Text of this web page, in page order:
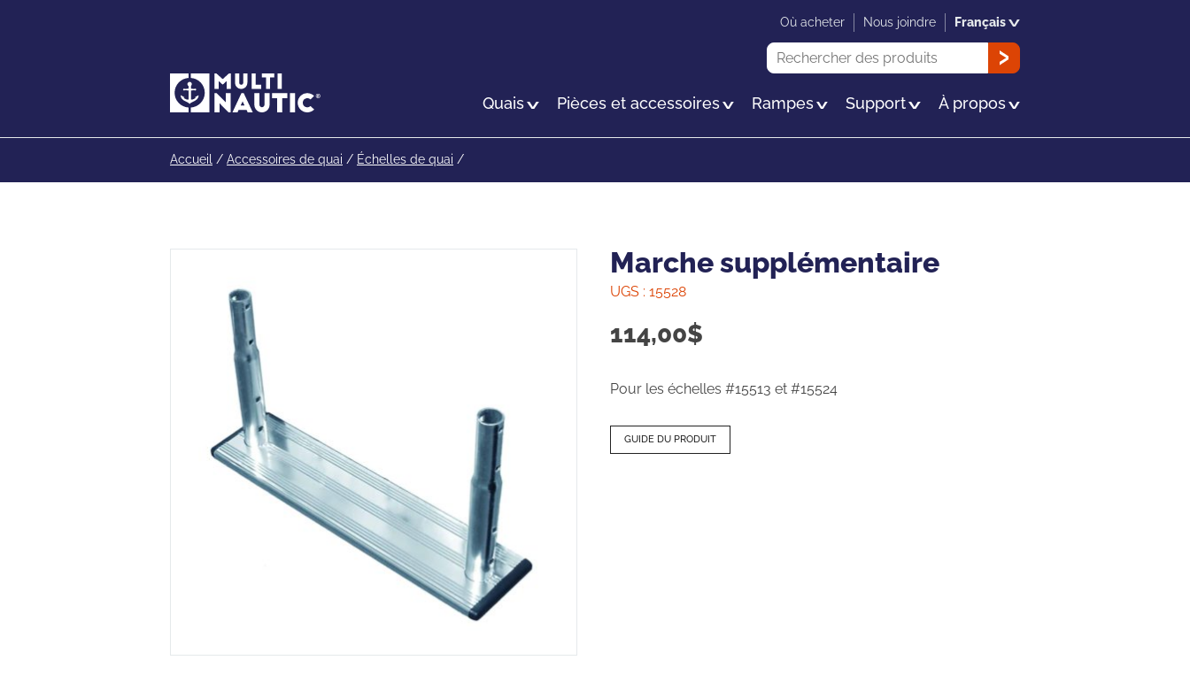
Quais Pièces et accessoires Rampes Support À propos
Recherche
OK
Où acheter Nous joindre Français
Accueil / Accessoires de quai / Échelles de quai /
Marche supplémentaire
UGS : 15528
114,00$
Pour les échelles #15513 et #15524
GUIDE DU PRODUIT